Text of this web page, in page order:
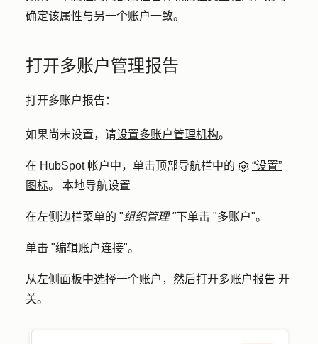
确定该属性与另一个账户一致。
打开多账户管理报告
打开多账户报告：
如果尚未设置，请设置多账户管理机构。
在 HubSpot 帐户中，单击顶部导航栏中的
“设置”
图标。 本地导航设置
在左侧边栏菜单的 "组织管理 "下单击 "多账户"。
单击 "编辑账户连接"。
从左侧面板中选择一个账户 ，然后打开多账户报告 开
关。